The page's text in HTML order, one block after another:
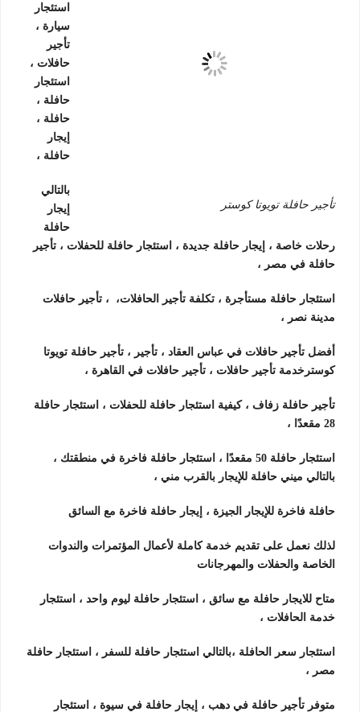
تأجير حافلة تويوتا كوستر
استئجار
سيارة ،
تأجير
حافلات ،
استئجار
حافلة ،
حافلة ،
إيجار
حافلة ،
بالتالي
إيجار
حافلة
رحلات خاصة ، إيجار حافلة جديدة ، استئجار حافلة للحفلات ، تأجير
حافلة في مصر ،
استئجار حافلة مستأجرة ، تكلفة تأجير الحافلات،
، تأجير حافلات
مدينة نصر ،
أفضل تأجير حافلات في عباس العقاد ، تأجير ، تأجير حافلة تويوتا
كوسترخدمة تأجير حافلات ، تأجير حافلات في القاهرة ،
تأجير حافلة زفاف ، كيفية استئجار حافلة للحفلات ، استئجار حافلة
28 مقعدًا ،
استئجار حافلة 50 مقعدًا ، استئجار حافلة فاخرة في منطقتك ،
بالتالي ميني حافلة للإيجار بالقرب مني ،
حافلة فاخرة للإيجار الجيزة ، إيجار حافلة فاخرة مع السائق
لذلك نعمل على تقديم خدمة كاملة لأعمال المؤتمرات والندوات
الخاصة والحفلات والمهرجانات
متاح للايجار حافلة مع سائق ، استئجار حافلة ليوم واحد ، استئجار
خدمة الحافلات ،
استئجار سعر الحافلة ،بالتالي استئجار حافلة للسفر ، استئجار حافلة
مصر ،
متوفر تأجير حافلة في دهب ، إيجار حافلة في سيوة ، استئجار